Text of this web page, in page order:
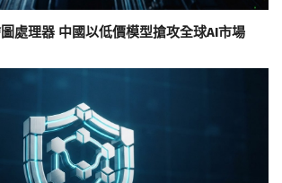
處理器 中國以低價模型搶攻全球AI市場